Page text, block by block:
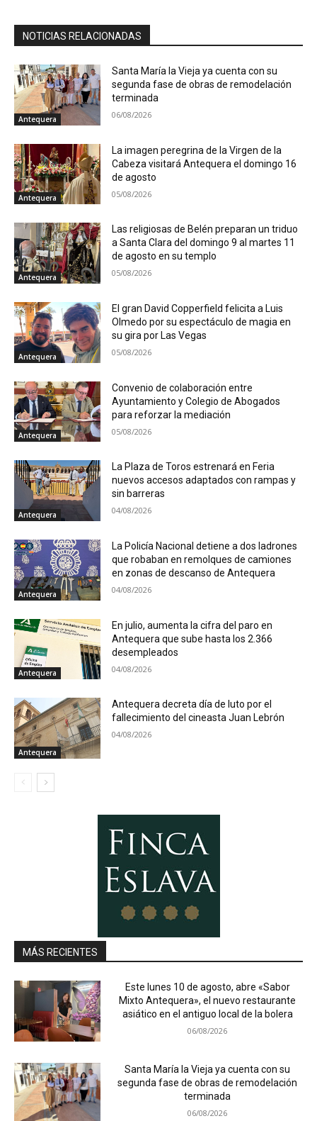
NOTICIAS RELACIONADAS
Antequera
Santa María la Vieja ya cuenta con su
segunda fase de obras de remodelación
terminada
06/08/2026
Antequera
La imagen peregrina de la Virgen de la
Cabeza visitará Antequera el domingo 16
de agosto
05/08/2026
Antequera
Las religiosas de Belén preparan un triduo
a Santa Clara del domingo 9 al martes 11
de agosto en su templo
05/08/2026
Antequera
El gran David Copperfield felicita a Luis
Olmedo por su espectáculo de magia en
su gira por Las Vegas
05/08/2026
Antequera
Convenio de colaboración entre
Ayuntamiento y Colegio de Abogados
para reforzar la mediación
05/08/2026
Antequera
La Plaza de Toros estrenará en Feria
nuevos accesos adaptados con rampas y
sin barreras
04/08/2026
Antequera
La Policía Nacional detiene a dos ladrones
que robaban en remolques de camiones
en zonas de descanso de Antequera
04/08/2026
Antequera
En julio, aumenta la cifra del paro en
Antequera que sube hasta los 2.366
desempleados
04/08/2026
Antequera
Antequera decreta día de luto por el
fallecimiento del cineasta Juan Lebrón
04/08/2026
MÁS RECIENTES
Este lunes 10 de agosto, abre «Sabor
Mixto Antequera», el nuevo restaurante
asiático en el antiguo local de la bolera
06/08/2026
Santa María la Vieja ya cuenta con su
segunda fase de obras de remodelación
terminada
06/08/2026